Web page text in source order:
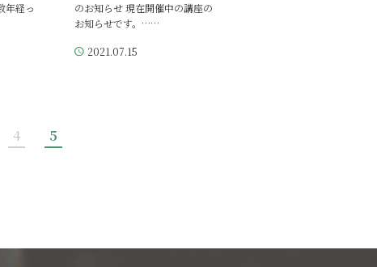
年経っ
のお知らせ 現在開催中の講座の
お知らせです。……
2021.07.15
4 5